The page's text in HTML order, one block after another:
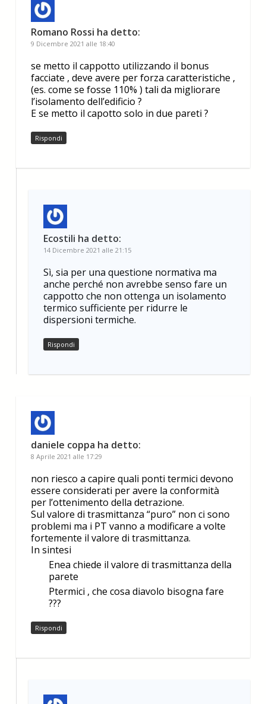
Romano Rossi ha detto:
9 Dicembre 2021 alle 18:40
se metto il cappotto utilizzando il bonus
facciate , deve avere per forza caratteristiche ,
(es. come se fosse 110% ) tali da migliorare
l’isolamento dell’edificio ?
E se metto il capotto solo in due pareti ?
Rispondi
Ecostili ha detto:
14 Dicembre 2021 alle 21:15
Sì, sia per una questione normativa ma
anche perché non avrebbe senso fare un
cappotto che non ottenga un isolamento
termico sufficiente per ridurre le
dispersioni termiche.
Rispondi
daniele coppa ha detto:
8 Aprile 2021 alle 17:29
non riesco a capire quali ponti termici devono
essere considerati per avere la conformità
per l’ottenimento della detrazione.
Sul valore di trasmittanza “puro” non ci sono
problemi ma i PT vanno a modificare a volte
fortemente il valore di trasmittanza.
In sintesi
Enea chiede il valore di trasmittanza della
parete
Ptermici , che cosa diavolo bisogna fare
???
Rispondi